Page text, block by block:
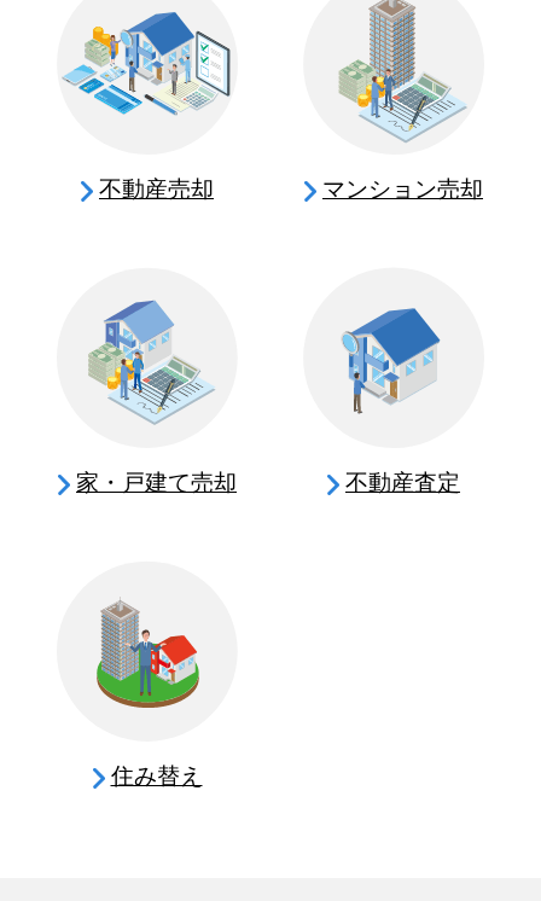
不動産売却 マンション売却
家・戸建て売却 不動産査定
住み替え